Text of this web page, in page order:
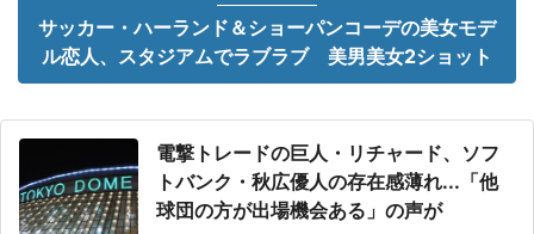
サッカー・ハーランド＆ショーパンコーデの美女モデ
ル恋人、スタジアムでラブラブ 美男美女2ショット
電撃トレードの巨人・リチャード、ソフ
トバンク・秋広優人の存在感薄れ...「他
球団の方が出場機会ある」の声が